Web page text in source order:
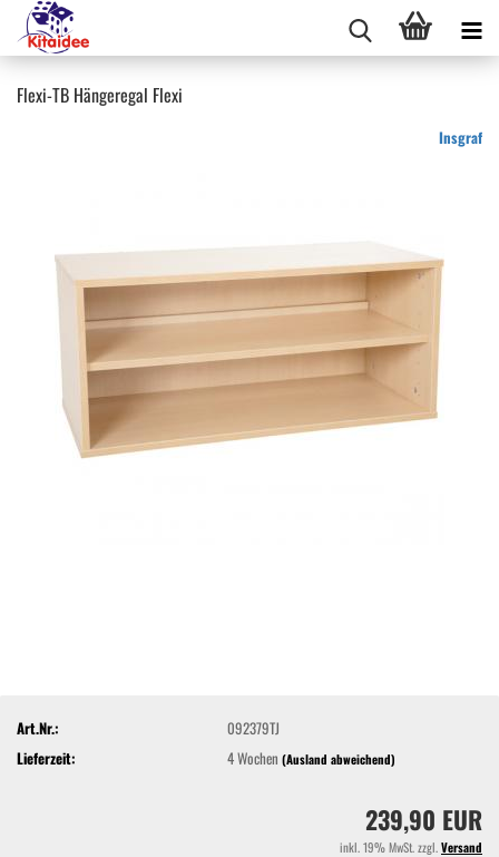
Flexi-TB Hängeregal Flexi
Insgraf
Art.Nr.:
092379TJ
Lieferzeit:
4 Wochen(Ausland abweichend)
239,90 EUR
inkl. 19% MwSt. zzgl.Versand